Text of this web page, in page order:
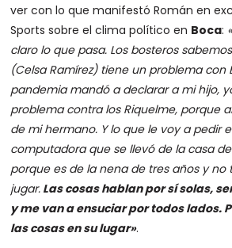
ver con lo que manifestó Román en
Sports sobre el clima político en Boca:
claro lo que pasa. Los bosteros
(Celsa Ramírez) tiene un problema con
pandemia mandó a declarar a mi hijo,
problema contra los Riquelme, porque
de mi hermano. Y lo que le voy a pedir
computadora que se llevó de la casa
porque es de la nena de tres años y no
jugar. Las cosas hablan por sí solas,
y me van a ensuciar por todos lados.
las cosas en su lugar».